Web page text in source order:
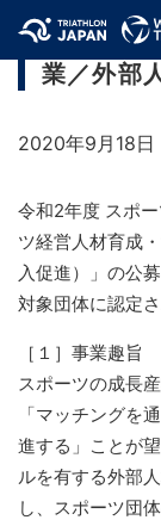
スポーツ
業／外部
2020年9月18日
令和2年度 スポ
ツ経営人材育成
入促進）」の公
対象団体に認定さ
［１］事業趣旨
スポーツの成長
「マッチングを
進する」ことが
ルを有する外部
し、スポーツ団